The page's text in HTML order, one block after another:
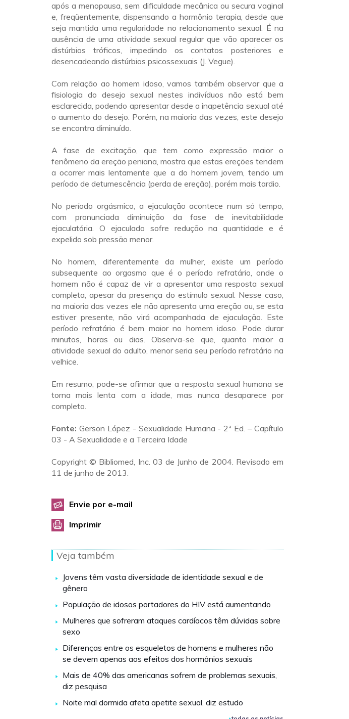
após a menopausa, sem dificuldade mecânica ou secura vaginal
e, freqüentemente, dispensando a hormônio terapia, desde que
seja mantida uma regularidade no relacionamento sexual. É na
ausência de uma atividade sexual regular que vão aparecer os
distúrbios tróficos, impedindo os contatos posteriores e
desencadeando distúrbios psicossexuais (J. Vegue).
Com relação ao homem idoso, vamos também observar que a
fisiologia do desejo sexual nestes indivíduos não está bem
esclarecida, podendo apresentar desde a inapetência sexual até
o aumento do desejo. Porém, na maioria das vezes, este desejo
se encontra diminuído.
A fase de excitação, que tem como expressão maior o
fenômeno da ereção peniana, mostra que estas ereções tendem
a ocorrer mais lentamente que a do homem jovem, tendo um
período de detumescência (perda de ereção), porém mais tardio.
No período orgásmico, a ejaculação acontece num só tempo,
com pronunciada diminuição da fase de inevitabilidade
ejaculatória. O ejaculado sofre redução na quantidade e é
expelido sob pressão menor.
No homem, diferentemente da mulher, existe um período
subsequente ao orgasmo que é o período refratário, onde o
homem não é capaz de vir a apresentar uma resposta sexual
completa, apesar da presença do estímulo sexual. Nesse caso,
na maioria das vezes ele não apresenta uma ereção ou, se esta
estiver presente, não virá acompanhada de ejaculação. Este
período refratário é bem maior no homem idoso. Pode durar
minutos, horas ou dias. Observa-se que, quanto maior a
atividade sexual do adulto, menor seria seu período refratário na
velhice.
Em resumo, pode-se afirmar que a resposta sexual humana se
torna mais lenta com a idade, mas nunca desaparece por
completo.
Fonte: Gerson López - Sexualidade Humana - 2ª Ed. – Capítulo
03 - A Sexualidade e a Terceira Idade
Copyright © Bibliomed, Inc. 03 de Junho de 2004. Revisado em
11 de junho de 2013.
Envie por e-mail
Imprimir
Veja também
Jovens têm vasta diversidade de identidade sexual e de
gênero
População de idosos portadores do HIV está aumentando
Mulheres que sofreram ataques cardíacos têm dúvidas sobre
sexo
Diferenças entre os esqueletos de homens e mulheres não
se devem apenas aos efeitos dos hormônios sexuais
Mais de 40% das americanas sofrem de problemas sexuais,
diz pesquisa
Noite mal dormida afeta apetite sexual, diz estudo